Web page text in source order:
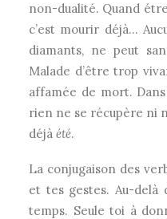
non-dualité. Quand
c’est mourir déjà…
diamants, ne peut
Malade d’être trop
affamée de mort.
rien ne se récupère ni
déjà été.
La conjugaison des
et tes gestes. Au-delà
temps. Seule toi à